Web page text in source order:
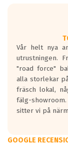
Vår helt nya
utrustningen.
"road force"
alla storlekar
fräsch lokal,
fälg-
sitter vi på
GOOGLE